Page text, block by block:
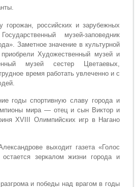
горожан, российских и зарубежных
музей-заповедник
Заметное значение в культурной
Художественный музей и
музей сестер Цветаевых,
время работать увлеченно и с
годы спортивную славу города и
мира — отец и сын Виктор и
XVIII Олимпийских игр в Нагано
выходит газета «Голос
зеркалом жизни города и
и победы над врагом в годы